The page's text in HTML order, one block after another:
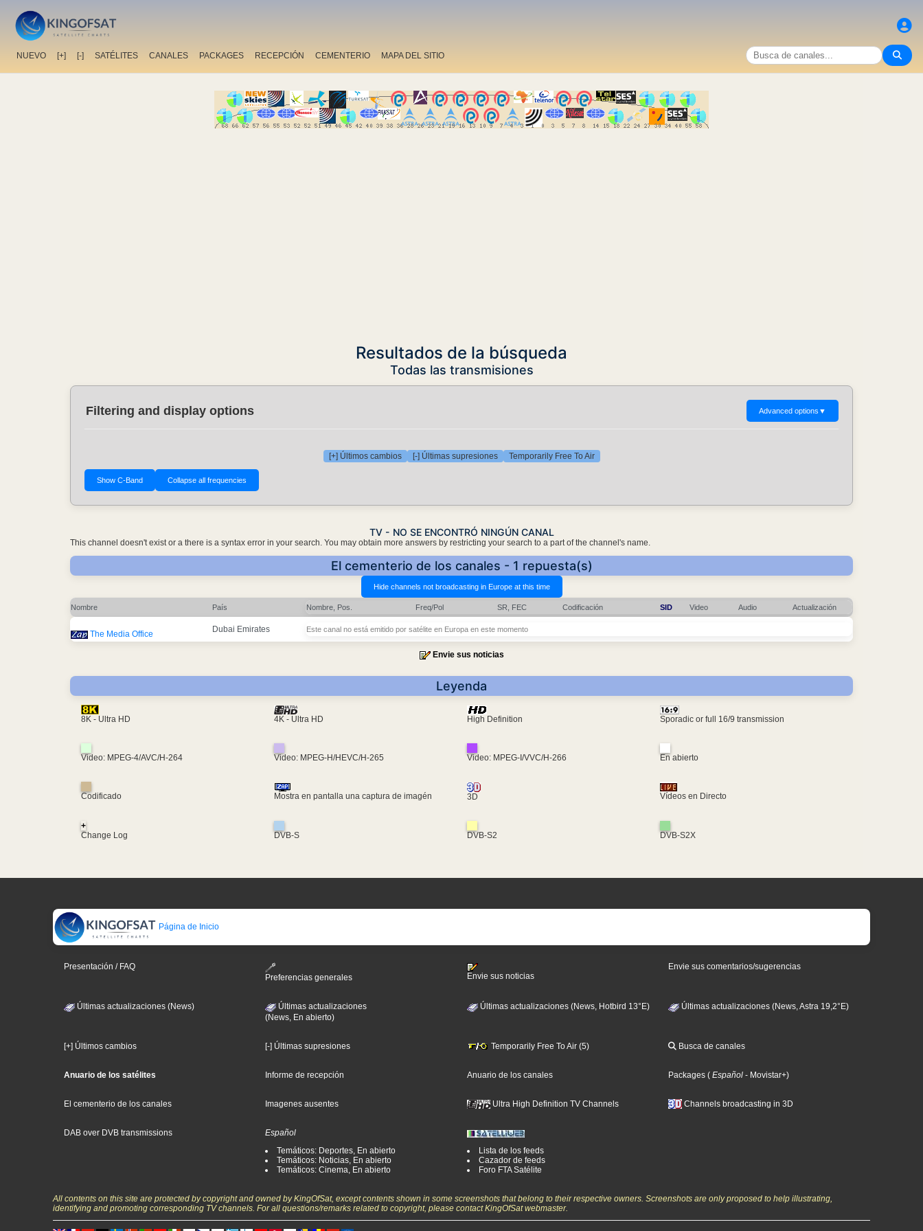
NUEVO [+] [-] SATÉLITES CANALES PACKAGES RECEPCIÓN CEMENTERIO MAPA DEL SITIO
Resultados de la búsqueda
Todas las transmisiones
Filtering and display options Advanced options ▼
[+] Últimos cambios [-] Últimas supresiones Temporarily Free To Air
TV - NO SE ENCONTRÓ NINGÚN CANAL
This channel doesn't exist or a there is a syntax error in your search. You may obtain more answers by restricting your search to a part of the channel's name.
El cementerio de los canales - 1 repuesta(s)
Nombre País Nombre, Pos. Freq/Pol SR, FEC Codificación SID Video Audio Actualización
The Media Office Dubai Emirates Este canal no está emitido por satélite en Europa en este momento
Envie sus noticias
Leyenda
8K - Ultra HD 4K - Ultra HD High Definition Sporadic or full 16/9 transmission
Video: MPEG-4/AVC/H-264 Video: MPEG-H/HEVC/H-265 Video: MPEG-I/VVC/H-266 En abierto
Codificado Mostra en pantalla una captura de imagén 3D Vídeos en Directo
+
Change Log
DVB-S DVB-S2 DVB-S2X
Página de Inicio
Presentación / FAQ
Preferencias generales
Envie sus noticias
Envie sus comentarios/sugerencias
Últimas actualizaciones (News)
Últimas actualizaciones
(News, En abierto)
Últimas actualizaciones (News, Hotbird 13°E) Últimas actualizaciones (News, Astra 19,2°E)
[+] Últimos cambios [-] Últimas supresiones Temporarily Free To Air (5) Busca de canales
Anuario de los satélites Informe de recepción Anuario de los canales Packages ( Español - Movistar+)
El cementerio de los canales Imagenes ausentes Ultra High Definition TV Channels Channels broadcasting in 3D
DAB over DVB transmissions
Español
Temáticos: Deportes, En abierto
Temáticos: Noticias, En abierto
Temáticos: Cinema, En abierto
Lista de los feeds
Cazador de feeds
Foro FTA Satélite
All contents on this site are protected by copyright and owned by KingOfSat, except contents shown in some screenshots that belong to their respective owners. Screenshots are only proposed to help illustrating,
identifying and promoting corresponding TV channels. For all questions/remarks related to copyright, please contact KingOfSat webmaster.